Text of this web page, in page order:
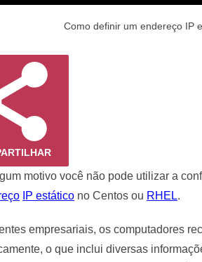
Como definir um endereço IP
motivo você não pode utilizar a
IP estático no Centos ou RHEL.
empresariais, os computadores
o que inclui diversas